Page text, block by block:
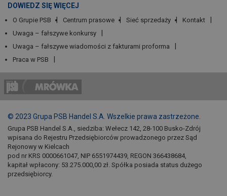
DOWIEDZ SIĘ WIĘCEJ
O Grupie PSB Centrum prasowe Sieć sprzedaży
Kontakt
Uwaga – fałszywe konkursy
Uwaga – fałszywe wiadomości z fakturami proforma
Praca w PSB
© 2023 Grupa PSB Handel S.A. Wszelkie prawa zastrzeżone.
Grupa PSB Handel S.A., siedziba: Wełecz 142, 28-100 Busko-Zdrój
wpisana do Rejestru Przedsiębiorców prowadzonego przez Sąd
Rejonowy w Kielcach
pod nr KRS 0000661047, NIP 6551974439, REGON 366438684,
kapitał wpłacony: 53.275.000,00 zł. Spółka posiada status dużego
przedsiębiorcy.